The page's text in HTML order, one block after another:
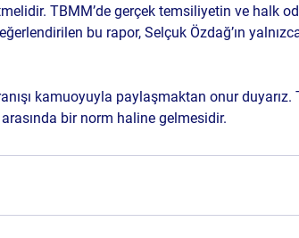
TBMM’de gerçek temsiliyetin ve halk
bu rapor, Selçuk Özdağ’ın
kamuoyuyla paylaşmaktan onur duyarız.
bir norm haline gelmesidir.